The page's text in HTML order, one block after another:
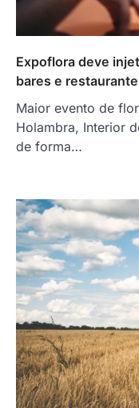
Expoflora deve
bares e
Maior evento de
Holambra, Interior
de forma…